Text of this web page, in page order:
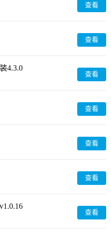
查看
查看
4.3.0
查看
查看
查看
查看
查看